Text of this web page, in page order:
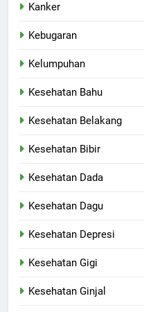
Kanker
Kebugaran
Kelumpuhan
Kesehatan Bahu
Kesehatan Belakang
Kesehatan Bibir
Kesehatan Dada
Kesehatan Dagu
Kesehatan Depresi
Kesehatan Gigi
Kesehatan Ginjal